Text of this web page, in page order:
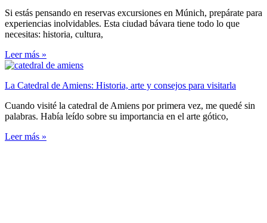
Si estás pensando en reservas excursiones en Múnich, prepárate para
experiencias inolvidables. Esta ciudad bávara tiene todo lo que
necesitas: historia, cultura,
Leer más »
La Catedral de Amiens: Historia, arte y consejos para visitarla
Cuando visité la catedral de Amiens por primera vez, me quedé sin
palabras. Había leído sobre su importancia en el arte gótico,
Leer más »